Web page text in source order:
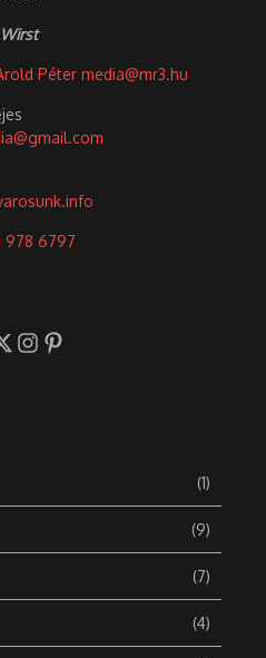
Péter media@mr3.hu
978 6797
(1)
(9)
(7)
(4)